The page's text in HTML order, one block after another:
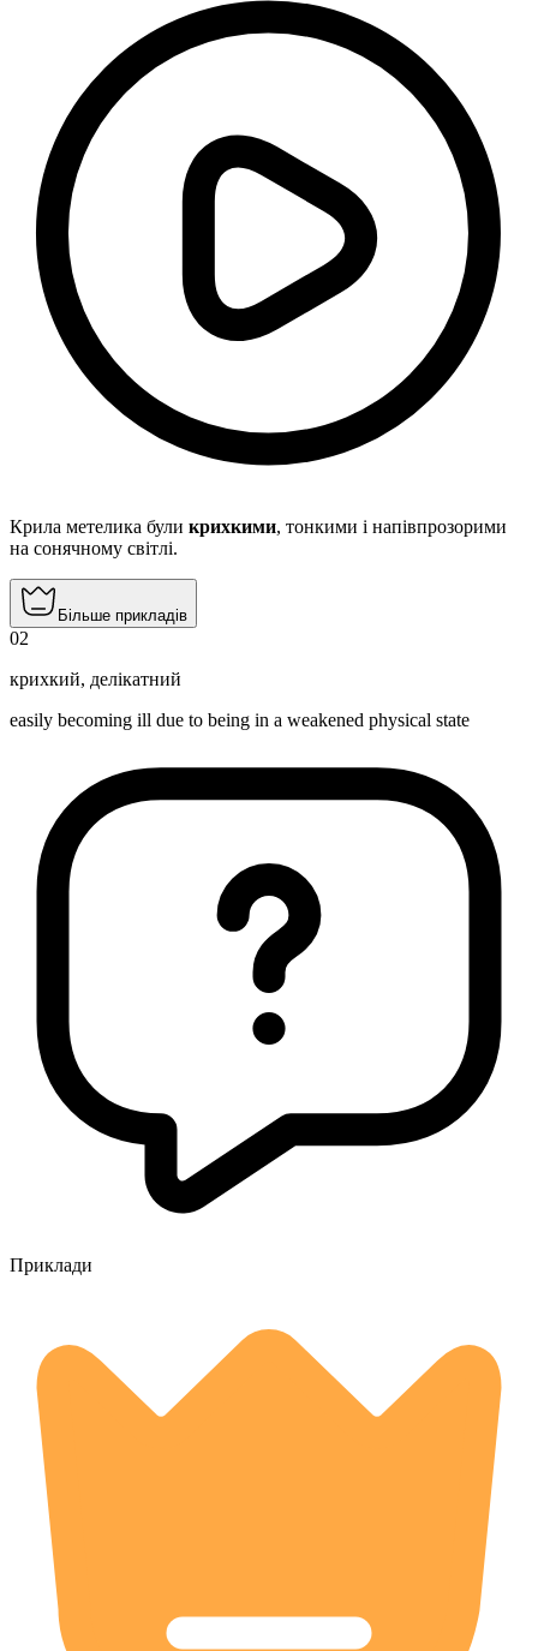
Крила метелика були крихкими, тонкими і напівпрозорими
на сонячному світлі.
Більше прикладів
02
крихкий, делікатний
easily becoming ill due to being in a weakened physical state
Приклади